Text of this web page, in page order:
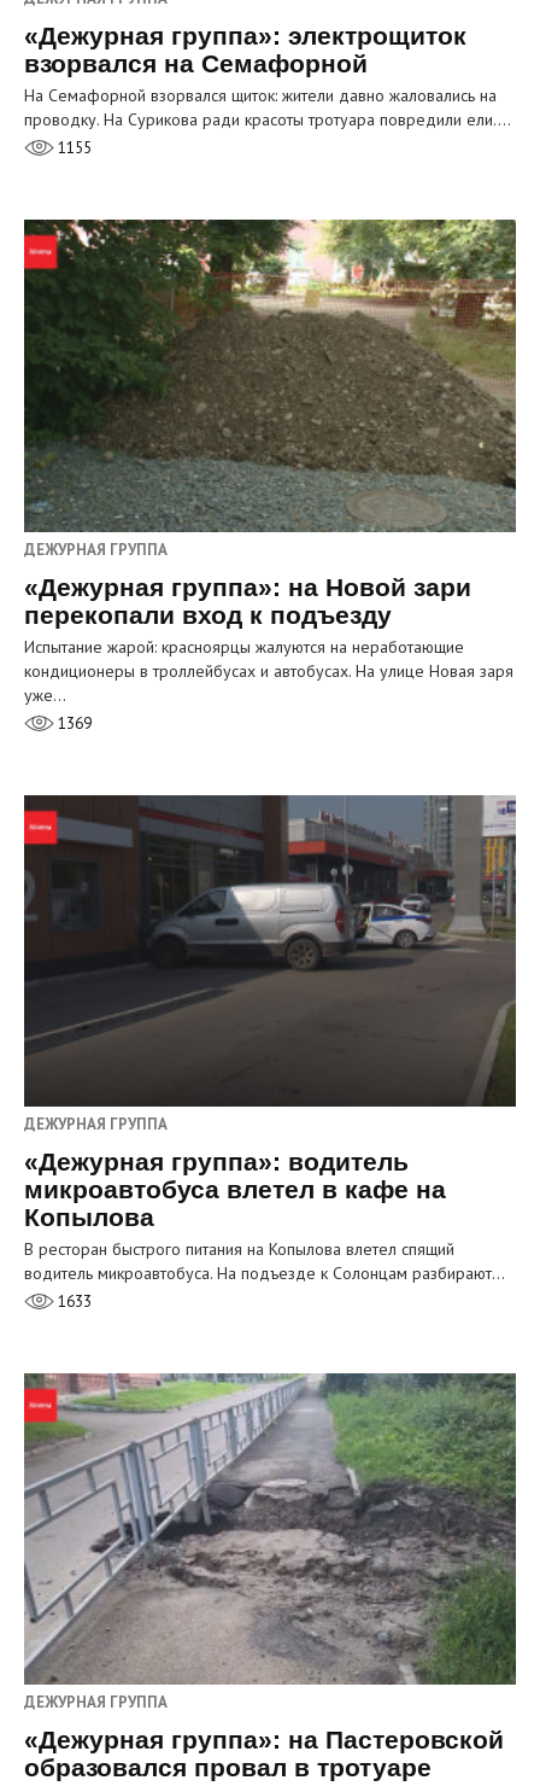
«Дежурная группа»: электрощиток
взорвался на Семафорной
На Семафорной взорвался щиток: жители давно жаловались на
проводку. На Сурикова ради красоты тротуара повредили ели.…
1155
ДЕЖУРНАЯ ГРУППА
«Дежурная группа»: на Новой зари
перекопали вход к подъезду
Испытание жарой: красноярцы жалуются на неработающие
кондиционеры в троллейбусах и автобусах. На улице Новая заря
уже…
1369
ДЕЖУРНАЯ ГРУППА
«Дежурная группа»: водитель
микроавтобуса влетел в кафе на
Копылова
В ресторан быстрого питания на Копылова влетел спящий
водитель микроавтобуса. На подъезде к Солонцам разбирают…
1633
ДЕЖУРНАЯ ГРУППА
«Дежурная группа»: на Пастеровской
образовался провал в тротуаре